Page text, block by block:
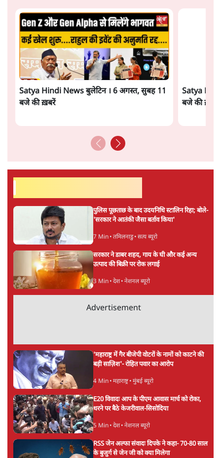
Satya Hindi News बुलेटिन । 6 अगस्त, सुबह 11
बजे की ख़बरें
Satya
बजे की ख़बरें
पुलिस पूछताछ के बाद उदयनिधि स्टालिन रिहा; बोले-
'सरकार ने आतंकी जैसा बर्ताव किया'
7 Min• तमिलनाडु• सत्य ब्यूरो
सरकार ने डाबर शहद, गाय के घी और कई अन्य
उत्पाद की बिक्री पर रोक लगाई
3 Min• देश• नेशनल ब्यूरो
Advertisement
'महाराष्ट्र में गैर बीजेपी वोटरों के नामों को काटने की
बड़ी साज़िश'- रोहित पवार का आरोप
4 Min• महाराष्ट्र• मुंबई ब्यूरो
E20 विवादः आप के पीएम आवास मार्च को रोका,
धरने पर बैठे केजरीवाल-सिसोदिया
5 Min• देश• नेशनल ब्यूरो
RSS जेन अल्फा संवादः दिपके ने कहा- 70-80 साल
के बुजुर्ग से जेन जी को क्या मिलेगा